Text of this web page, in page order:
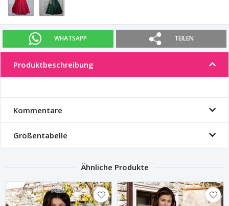
WHATSAPP TEILEN
Produktbeschreibung
Kommentare
Größentabelle
Ähnliche Produkte